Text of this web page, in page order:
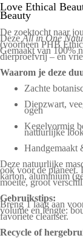
Love Ethical
Beauty
De zoektocht naar
DezeAll in One
(voorheen PHB
Gemaakt van 100%
dierproefvrij – én
Waarom je deze
Zachte
Diepzwart,
ogen
Kegelvormig
natuurlijke
Handgemaakt
Deze natuurlijke
ook voor de planeet.
karton, aluminium
moeite, groot
Gebruikstips:
Breng 1 laag aan
volume en lengte:
favoriete cleanser.
Recycle of